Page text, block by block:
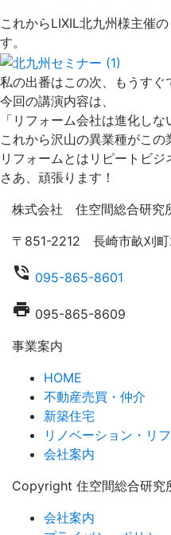
これからLIXIL北九州様主催
す。
私の出番はこの次、もうすぐ
今回の講演内容は、
「リフォーム会社は進化しな
これから沢山の異業種がこの
リフォームとはリピートビジ
さあ、頑張ります！
株式会社 住空間総合研究
〒851-2212 長崎市畝刈
phone_in_talk 095-865-8601
local_printshop 095-865-8609
事業案内
HOME
不動産売買・仲介
新築住宅
リノベーション・リ
会社案内
Copyright 住空間総合研究
会社案内